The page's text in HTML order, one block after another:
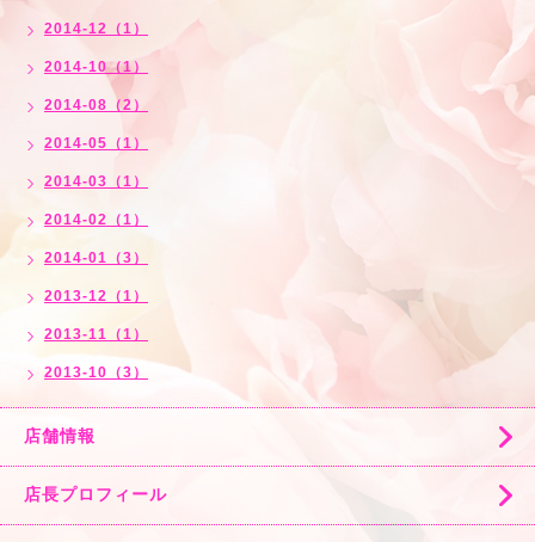
2014-12（1）
2014-10（1）
2014-08（2）
2014-05（1）
2014-03（1）
2014-02（1）
2014-01（3）
2013-12（1）
2013-11（1）
2013-10（3）
店舗情報
店長プロフィール